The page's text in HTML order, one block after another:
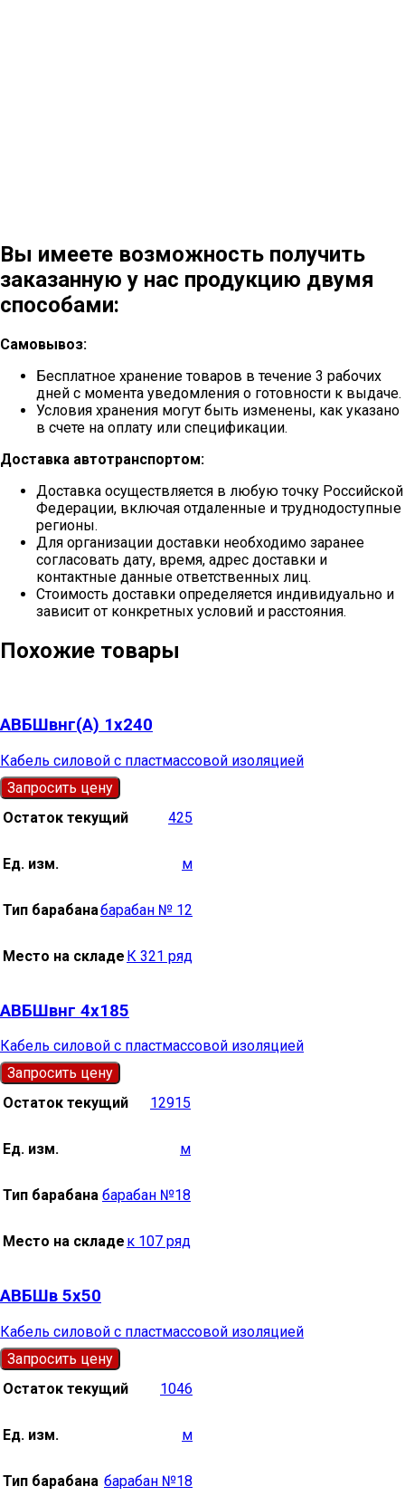
Вы имеете возможность получить
заказанную у нас продукцию двумя
способами:
Самовывоз:
Бесплатное хранение товаров в течение 3 рабочих
дней с момента уведомления о готовности к выдаче.
Условия хранения могут быть изменены, как указано
в счете на оплату или спецификации.
Доставка автотранспортом:
Доставка осуществляется в любую точку Российской
Федерации, включая отдаленные и труднодоступные
регионы.
Для организации доставки необходимо заранее
согласовать дату, время, адрес доставки и
контактные данные ответственных лиц.
Стоимость доставки определяется индивидуально и
зависит от конкретных условий и расстояния.
Похожие товары
АВБШвнг(А) 1х240
Кабель силовой с пластмассовой изоляцией
Запросить цену
Остаток текущий
425
Ед. изм. м
Тип барабанабарабан № 12
Место на складе К 321 ряд
АВБШвнг 4х185
Кабель силовой с пластмассовой изоляцией
Запросить цену
Остаток текущий
12915
Ед. изм. м
Тип барабана барабан №18
Место на складе к 107 ряд
АВБШв 5х50
Кабель силовой с пластмассовой изоляцией
Запросить цену
Остаток текущий
1046
Ед. изм. м
Тип барабана барабан №18